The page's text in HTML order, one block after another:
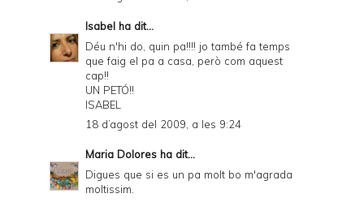
Isabel ha dit...
Déu n'hi do, quin pa!!!! jo també fa temps
que faig el pa a casa, però com aquest
cap!!
UN PETÓ!!
ISABEL
18 d’agost del 2009, a les 9:24
Maria Dolores ha dit...
Digues que si es un pa molt bo m'agrada
moltissim.